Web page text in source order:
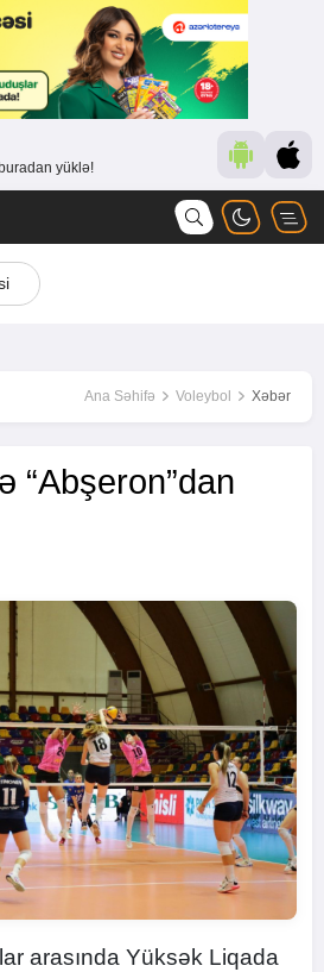
yüklə!
Ana Səhifə Voleybol Xəbər
“Abşeron”dan
arasında Yüksək Liqada